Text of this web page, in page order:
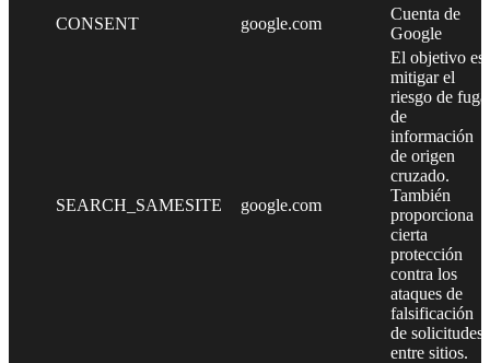
CONSENT
google.com
Cuenta de
Google
SEARCH_SAMESITE google.com
El objetivo es
mitigar el
riesgo de fuga
de
información
de origen
cruzado.
También
proporciona
cierta
protección
contra los
ataques de
falsificación
de solicitudes
entre sitios.